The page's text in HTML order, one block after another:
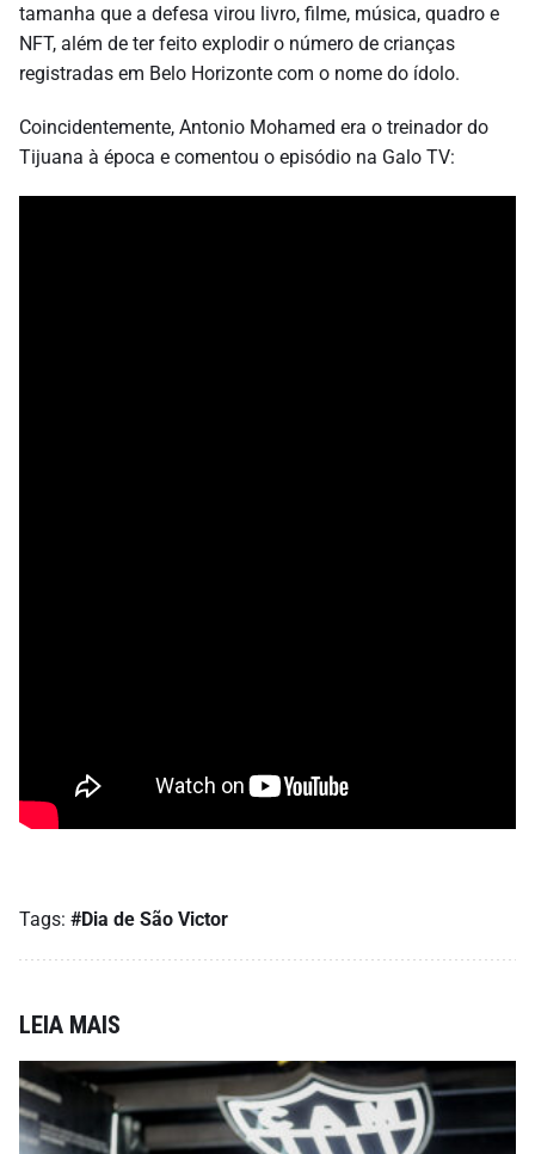
tamanha que a defesa virou livro, filme, música, quadro e
NFT, além de ter feito explodir o número de crianças
registradas em Belo Horizonte com o nome do ídolo.
Coincidentemente, Antonio Mohamed era o treinador do
Tijuana à época e comentou o episódio na Galo TV:
Tags: #Dia de São Victor
LEIA MAIS